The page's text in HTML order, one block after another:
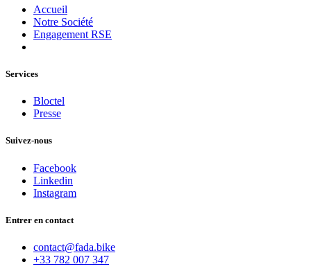
Accueil
Notre Société
Engagement RSE
Services
Bloctel
Presse
Suivez-nous
Facebook
Linkedin
Instagram
Entrer en contact
contact@fada.bike
+33 782 007 347